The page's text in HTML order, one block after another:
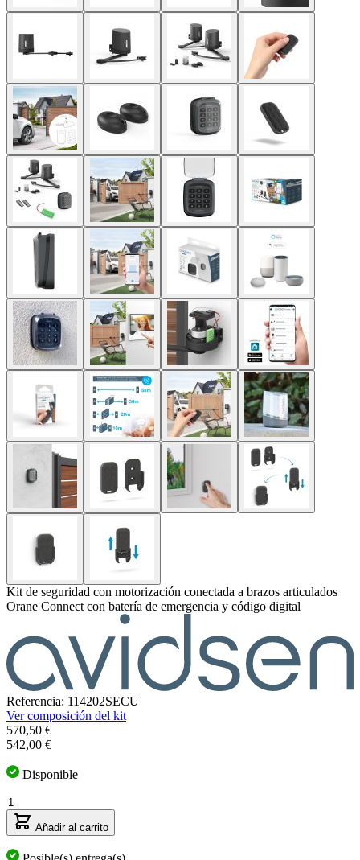
Kit de seguridad con motorización conectada a brazos articulados
Orane Connect con batería de emergencia y código digital
Referencia: 114202SECU
Ver composición del kit
El
precio
de
opciones
elegidas
542,00 €
570,50 €
Disponible
Cantidad
Añadir al carrito